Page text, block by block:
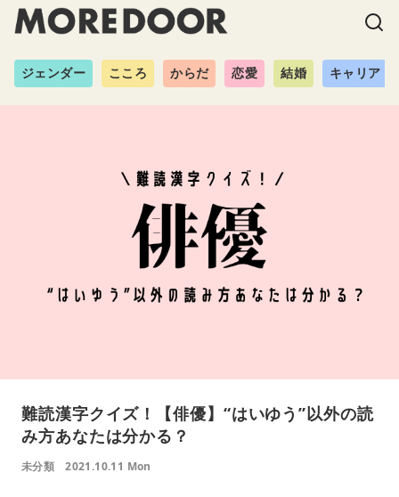
ジェンダー こころ からだ 恋愛 結婚 キャリア
難読漢字クイズ！【俳優】“はいゆう”以外の読
み方あなたは分かる？
未分類 2021.10.11 Mon